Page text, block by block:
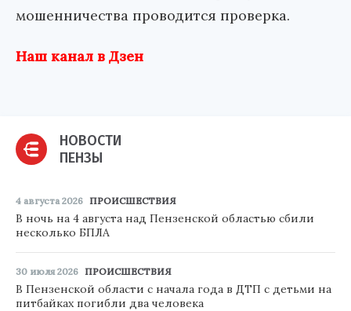
мошенничества проводится проверка.
Наш канал в Дзен
НОВОСТИ
ПЕНЗЫ
4 августа 2026 ПРОИСШЕСТВИЯ
В ночь на 4 августа над Пензенской областью сбили
несколько БПЛА
30 июля 2026 ПРОИСШЕСТВИЯ
В Пензенской области с начала года в ДТП с детьми на
питбайках погибли два человека